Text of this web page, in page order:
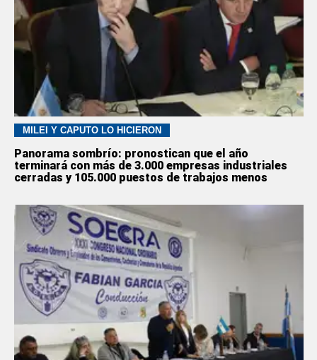
MILEI Y CAPUTO LO HICIERON
Panorama sombrío: pronostican que el año
terminará con más de 3.000 empresas industriales
cerradas y 105.000 puestos de trabajos menos